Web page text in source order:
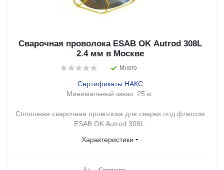
Сварочная проволока ESAB OK Autrod 308L
2.4 мм в Москве
Много
Сертификаты НАКС
Минимальный заказ: 25 кг.
Сплошная сварочная проволока для сварки под флюсом
ESAB OK Autrod 308L.
Характеристики